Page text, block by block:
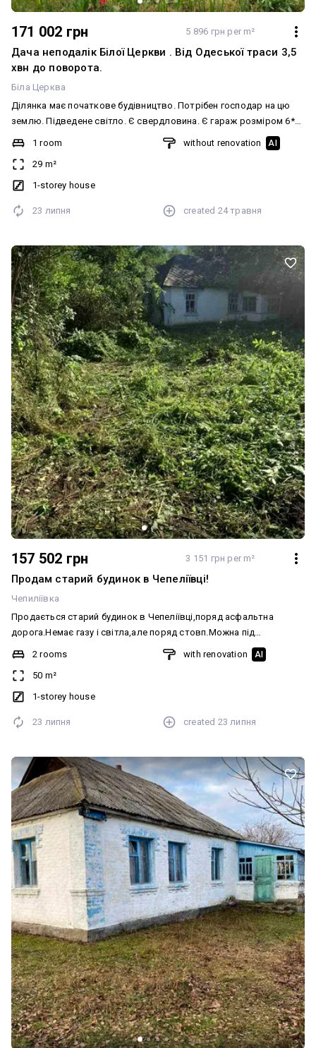
171 002 грн 5 896 грн per m²
Дача неподалік Білої Церкви . Від Одеської траси 3,5
хвн до поворота.
Біла Церква
Ділянка має початкове будівництво. Потрібен господар на цю
землю. Підведене світло. Є свердловина. Є гараж розміром 6*4
на фундаменті на плитах перекриття. Дача розташована
неподалік від Білої Церкви (4 км від Одеської траси) у великому
дачному масиві. Ділянка рівна, правильної форми, має виходи на
дві вулиці.
1 room
29 m²
1-storey house
without renovation AI
23 липня created 24 травня
157 502 грн 3 151 грн per m²
Продам старий будинок в Чепеліївці!
Чепиліївка
Продається старий будинок в Чепеліївці,поряд асфальтна
дорога.Немає газу і світла,але поряд стовп.Можна під
забудову,рівна ділянка 40с.Торг Пропозиція від агенства
2 rooms
50 m²
1-storey house
with renovation AI
23 липня created 23 липня